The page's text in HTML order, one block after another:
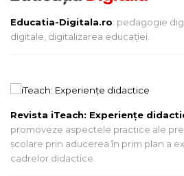
Educatia-Digitala.ro: pedagogie
digitale, digitalizarea educației.
Revista iTeach: Experienţe
promoveze aspectele practice ale
şcolare prin aducerea în prim plan a
cadrelor didactice.